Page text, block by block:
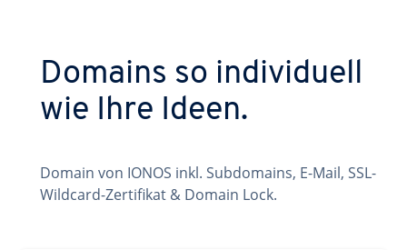
Domains so individuell
wie Ihre Ideen.
Domain von IONOS inkl. Subdomains, E-Mail, SSL-
Wildcard-Zertifikat & Domain Lock.